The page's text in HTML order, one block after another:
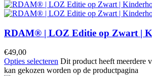
RDAM® | LOZ Editie op Zwart |
€49,00
Opties selecteren Dit product heeft meerdere
kan gekozen worden op de productpagina